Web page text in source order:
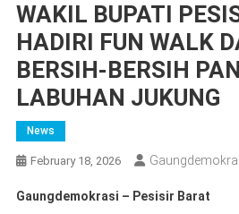
WAKIL BUPATI
HADIRI FUN WALK
BERSIH-BERSIH
LABUHAN JUKUNG
News
February 18, 2026
Gaungdemokrasi – Pesisir Barat